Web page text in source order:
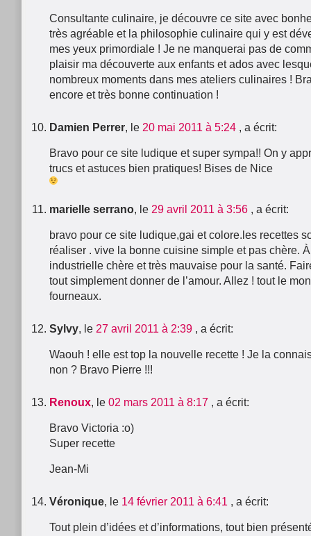
Consultante culinaire, je découvre ce site avec
très agréable et la philosophie culinaire qui y est
mes yeux primordiale ! Je ne manquerai pas de
plaisir ma découverte aux enfants et ados avec
nombreux moments dans mes ateliers culinaires !
encore et très bonne continuation !
Damien Perrer, le 20 mai 2011 à 5:24 , a écrit:
Bravo pour ce site ludique et super sympa!! On y
trucs et astuces bien pratiques! Bises de Nice
marielle serrano, le 29 avril 2011 à 3:56 , a écrit:
bravo pour ce site ludique,gai et colore.les recettes
réaliser . vive la bonne cuisine simple et pas chère.
industrielle chère et très mauvaise pour la santé.
tout simplement donner de l’amour. Allez ! tout le
fourneaux.
Sylvy, le 27 avril 2011 à 2:39 , a écrit:
Waouh ! elle est top la nouvelle recette ! Je la
non ? Bravo Pierre !!!
Renoux, le 02 mars 2011 à 8:17 , a écrit:
Bravo Victoria :o)
Super recette
Jean-Mi
Véronique, le 14 février 2011 à 6:41 , a écrit:
Tout plein d’idées et d’informations, tout bien